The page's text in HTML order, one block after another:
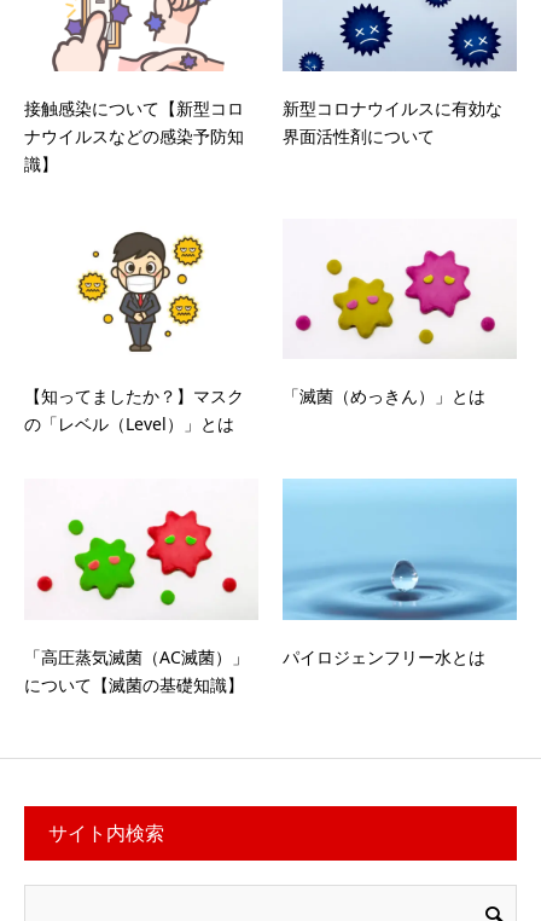
接触感染について【新型コロ
ナウイルスなどの感染予防知
識】
新型コロナウイルスに有効な
界面活性剤について
【知ってましたか？】マスク
の「レベル（Level）」とは
「滅菌（めっきん）」とは
「高圧蒸気滅菌（AC滅菌）」
について【滅菌の基礎知識】
パイロジェンフリー水とは
サイト内検索